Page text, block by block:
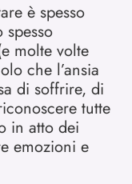
è spesso
spesso
molte volte
che l’ansia
di soffrire, di
tutte
in atto dei
emozioni e